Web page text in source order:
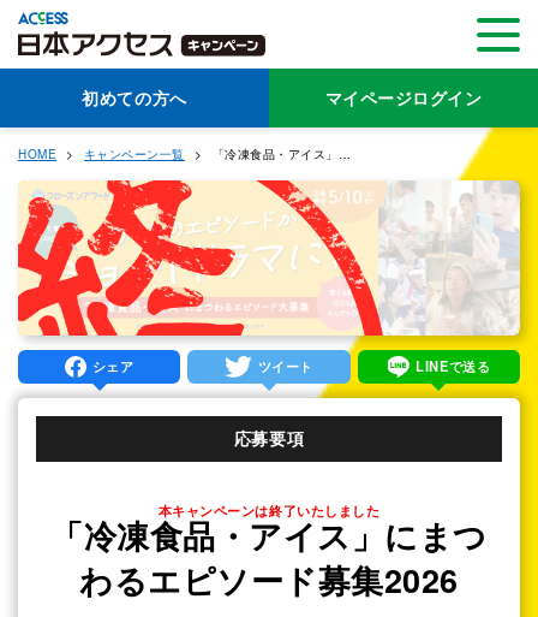
初めての方へ マイページログイン
HOME キャンペーン一覧 「冷凍食品・アイス」にまつわるエピソード募集2026
シェア ツイート LINEで送る
応募要項
本キャンペーンは終了いたしました
「冷凍食品・アイス」にまつ
わるエピソード募集2026